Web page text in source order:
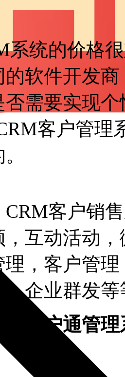
系统的价格
的软件开发
需要实现
客户管理
客户销
互动活动
理，客户管
企业群发
客户通管理